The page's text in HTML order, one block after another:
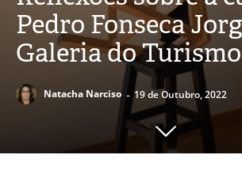
Pedro Fonseca
Galeria do Turismo
Natacha Narciso - 19 de Outubro, 2022